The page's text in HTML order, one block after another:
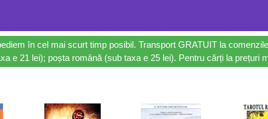
în cel mai scurt timp posibil. Transport GRATUIT la
e 21 lei); poșta română (sub taxa e 25 lei). Pentru cărți la prețuri